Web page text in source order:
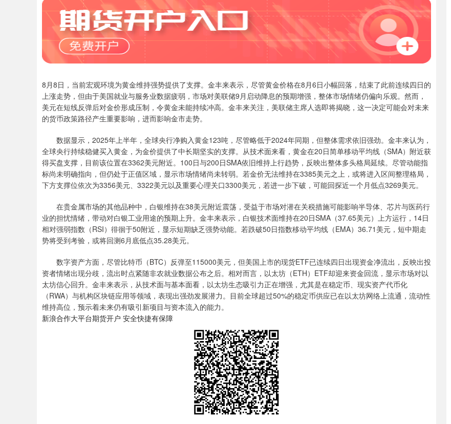
8月8日，当前宏观环境为黄金维持强势提供了支撑。金丰来表示，尽管黄金价格在8月6日小幅回落，结束了此前连续四日的
上涨走势，但由于美国就业与服务业数据疲弱，市场对美联储9月启动降息的预期增强，整体市场情绪仍偏向乐观。然而，
美元在短线反弹后对金价形成压制，令黄金未能持续冲高。金丰来关注，美联储主席人选即将揭晓，这一决定可能会对未来
的货币政策路径产生重要影响，进而影响金市走势。
数据显示，2025年上半年，全球央行净购入黄金123吨，尽管略低于2024年同期，但整体需求依旧强劲。金丰来认为，
全球央行持续稳健买入黄金，为金价提供了中长期坚实的支撑。从技术面来看，黄金在20日简单移动平均线（SMA）附近获
得买盘支撑，目前该位置在3362美元附近。100日与200日SMA依旧维持上行趋势，反映出整体多头格局延续。尽管动能指
标尚未明确指向，但仍处于正值区域，显示市场情绪尚未转弱。若金价无法维持在3385美元之上，或将进入区间整理格局，
下方支撑位依次为3356美元、3322美元以及重要心理关口3300美元，若进一步下破，可能回探近一个月低点3269美元。
在贵金属市场的其他品种中，白银维持在38美元附近震荡，受益于市场对潜在关税措施可能影响半导体、芯片与医药行
业的担忧情绪，带动对白银工业用途的预期上升。金丰来表示，白银技术面维持在20日SMA（37.65美元）上方运行，14日
相对强弱指数（RSI）徘徊于50附近，显示短期缺乏强势动能。若跌破50日指数移动平均线（EMA）36.71美元，短中期走
势将受到考验，或将回测6月底低点35.28美元。
数字资产方面，尽管比特币（BTC）反弹至115000美元，但美国上市的现货ETF已连续四日出现资金净流出，反映出投
资者情绪出现分歧，流出时点紧随非农就业数据公布之后。相对而言，以太坊（ETH）ETF却迎来资金回流，显示市场对以
太坊信心回升。金丰来表示，从技术面与基本面看，以太坊生态吸引力正在增强，尤其是在稳定币、现实资产代币化
（RWA）与机构区块链应用等领域，表现出强劲发展潜力。目前全球超过50%的稳定币供应已在以太坊网络上流通，流动性
维持高位，预示着未来仍有吸引新项目与资本流入的能力。
新浪合作大平台期货开户 安全快捷有保障